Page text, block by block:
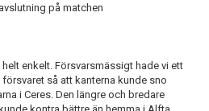
på matchen
enkelt. Försvarsmässigt hade vi ett
så att kanterna kunde sno
i Ceres. Den längre och bredare